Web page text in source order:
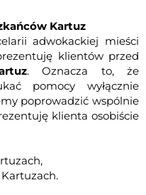
Kartuz
adwokackiej mieści
klientów przed
. Oznacza to, że
pomocy wyłącznie
poprowadzić wspólnie
klienta osobiście
,
.